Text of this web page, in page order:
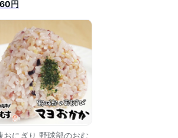
酵 国産米 契約栽培米
加 レンジで簡単 お弁当
はん 軽食 間食 おやつ
夜食 時短食 定期購入
便 野球部 おにぎり 玄
玄むす屋
円
おにぎり 野球部のおむ